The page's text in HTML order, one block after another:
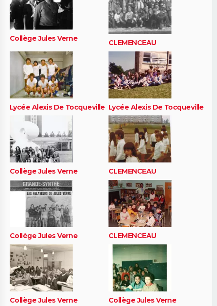
Collège Jules Verne CLEMENCEAU
Lycée Alexis De Tocqueville Lycée Alexis De Tocqueville
Collège Jules Verne CLEMENCEAU
Collège Jules Verne CLEMENCEAU
Collège Jules Verne Collège Jules Verne